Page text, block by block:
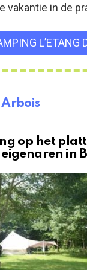
vakantie in de
L’ETANG
op het
in